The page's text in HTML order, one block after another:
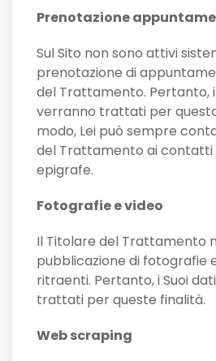
Prenotazione
Sul Sito non sono attivi
prenotazione di
del Trattamento. Pertanto, i
verranno trattati per
modo, Lei può sempre
del Trattamento ai contatti
epigrafe.
Fotografie e video
Il Titolare del Trattamento
pubblicazione di fotografie
ritraenti. Pertanto, i Suoi
trattati per queste finalità.
Web scraping